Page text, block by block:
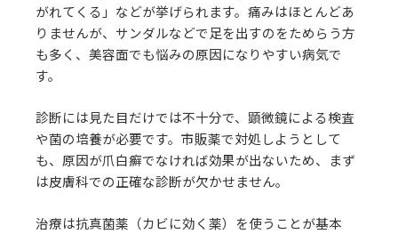
がれてくる」などが挙げられます。痛みはほとんどあ
りませんが、サンダルなどで足を出すのをためらう方
も多く、美容面でも悩みの原因になりやすい病気で
す。
診断には見た目だけでは不十分で、顕微鏡による検査
や菌の培養が必要です。市販薬で対処しようとして
も、原因が爪白癬でなければ効果が出ないため、まず
は皮膚科での正確な診断が欠かせません。
治療は抗真菌薬（カビに効く薬）を使うことが基本